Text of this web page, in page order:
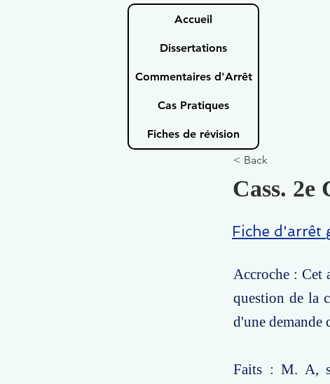
Accueil
Dissertations
Commentaires d'Arrêt
Cas Pratiques
Fiches de révision
< Back
Cass. 2e
Fiche d'arrêt
Accroche : Cet
question de la
d'une demande
Faits : M. A,